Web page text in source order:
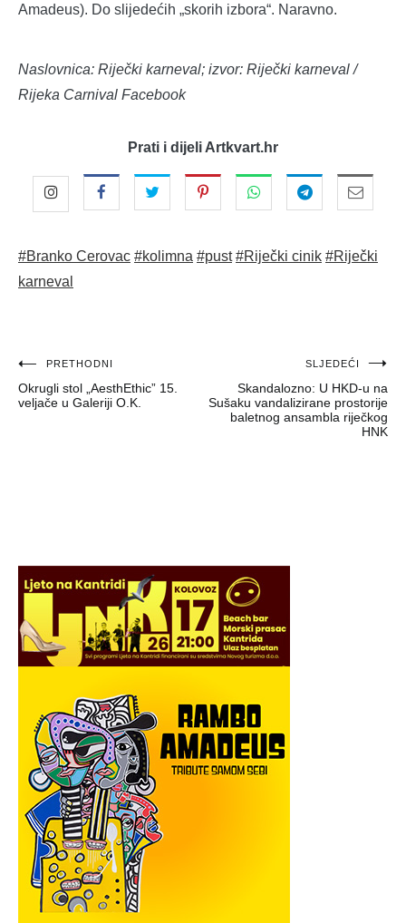
Amadeus). Do slijedećih „skorih izbora“. Naravno.
Naslovnica: Riječki karneval; izvor: Riječki karneval /
Rijeka Carnival Facebook
Prati i dijeli Artkvart.hr
#Branko Cerovac #kolimna #pust #Riječki cinik #Riječki
karneval
Navigacija
objava
PRETHODNI
Okrugli stol „AesthEthic” 15.
veljače u Galeriji O.K.
SLJEDEĆI
Skandalozno: U HKD-u na
Sušaku vandalizirane prostorije
baletnog ansambla riječkog
HNK